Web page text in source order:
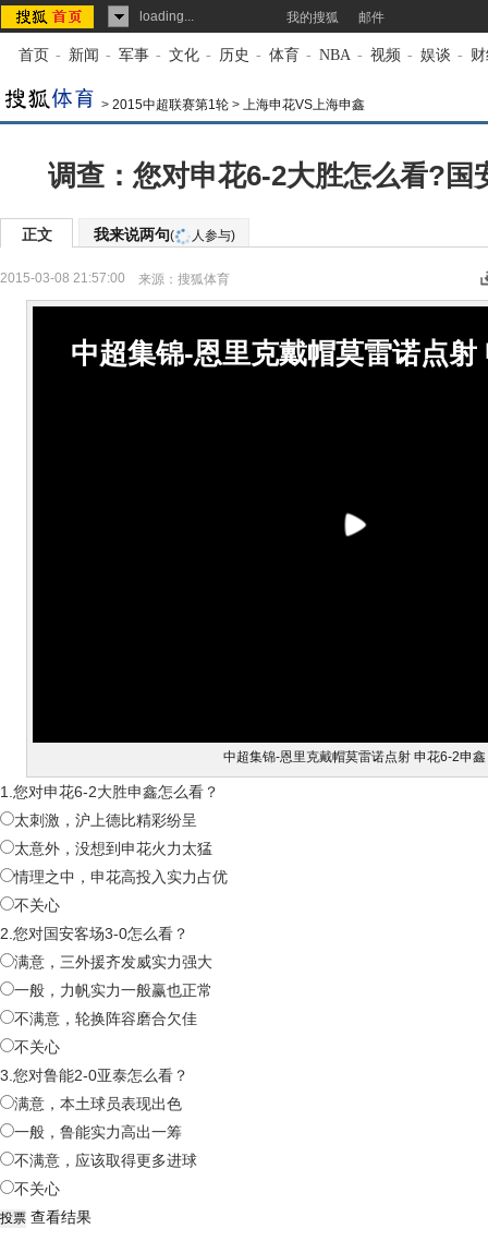
loading... 我的搜狐 邮件
首页 - 新闻 - 军事 - 文化 - 历史 - 体育 - NBA - 视频 - 娱谈 -
> 2015中超联赛第1轮 > 上海申花VS上海申鑫
调查：您对申花6-2大胜怎么看?国
正文 我来说两句( 人参与)
2015-03-08 21:57:00 来源： 搜狐体育
中超集锦-恩里克戴帽莫雷诺点射
中超集锦-恩里克戴帽莫雷诺点射 申花6-2申鑫
1.您对申花6-2大胜申鑫怎么看？
太刺激，沪上德比精彩纷呈
太意外，没想到申花火力太猛
情理之中，申花高投入实力占优
不关心
2.您对国安客场3-0怎么看？
满意，三外援齐发威实力强大
一般，力帆实力一般赢也正常
不满意，轮换阵容磨合欠佳
不关心
3.您对鲁能2-0亚泰怎么看？
满意，本土球员表现出色
一般，鲁能实力高出一筹
不满意，应该取得更多进球
不关心
查看结果